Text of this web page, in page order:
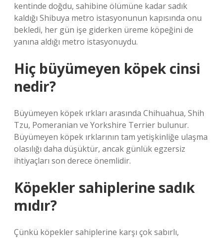
kentinde doğdu, sahibine ölümüne kadar sadık
kaldığı Shibuya metro istasyonunun kapısında onu
bekledi, her gün işe giderken üreme köpeğini de
yanına aldığı metro istasyonuydu.
Hiç büyümeyen köpek cinsi
nedir?
Büyümeyen köpek ırkları arasında Chihuahua, Shih
Tzu, Pomeranian ve Yorkshire Terrier bulunur.
Büyümeyen köpek ırklarının tam yetişkinliğe ulaşma
olasılığı daha düşüktür, ancak günlük egzersiz
ihtiyaçları son derece önemlidir.
Köpekler sahiplerine sadık
mıdır?
Çünkü köpekler sahiplerine karşı çok sabırlı,